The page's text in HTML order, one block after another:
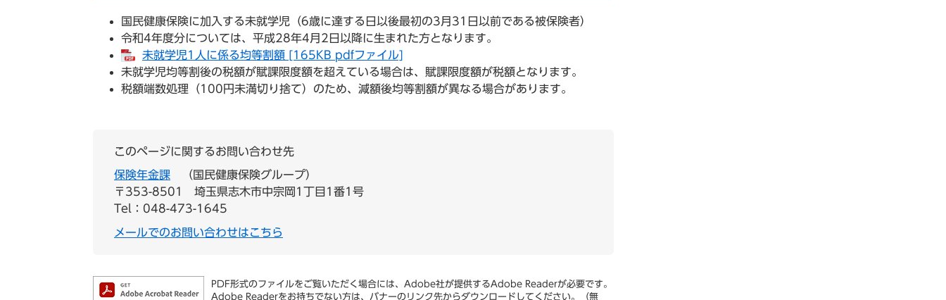
国民健康保険に加入する未就学児（6歳に達する日以後最初の3月31日以前である被保険者）
令和4年度分については、平成28年4月2日以降に生まれた方となります。
未就学児1人に係る均等割額 [165KB pdfファイル]
未就学児均等割後の税額が賦課限度額を超えている場合は、賦課限度額が税額となります。
税額端数処理（100円未満切り捨て）のため、減額後均等割額が異なる場合があります。
このページに関するお問い合わせ先
保険年金課
国民健康保険グループ
〒353-8501
埼玉県志木市中宗岡1丁目1番1号
Tel：048-473-1645
メールでのお問い合わせはこちら
PDF形式のファイルをご覧いただく場合には、Adobe社が提供するAdobe Readerが必要です。
Adobe Readerをお持ちでない方は、バナーのリンク先からダウンロードしてください。（無